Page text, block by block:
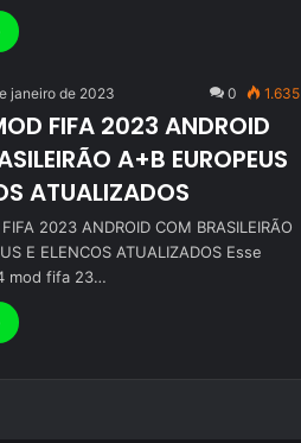
janeiro de 2023 0 1.635
FIFA 2023 ANDROID
A+B EUROPEUS
ATUALIZADOS
2023 ANDROID COM BRASILEIRÃO
E ELENCOS ATUALIZADOS Esse
mod fifa 23…